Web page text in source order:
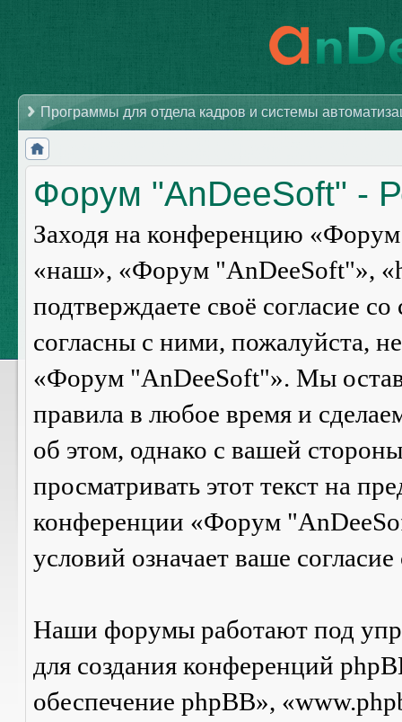
Программы для отдела кадров и системы
Форум "AnDeeSoft" -
Заходя на конференцию
«наш», «Форум "AnDeeSoft"»,
подтверждаете своё согласие
согласны с ними, пожалуйста,
«Форум "AnDeeSoft"». Мы
правила в любое время и
об этом, однако с вашей
просматривать этот текст на
конференции «Форум
условий означает ваше
Наши форумы работают под
для создания конференций
обеспечение phpBB»,